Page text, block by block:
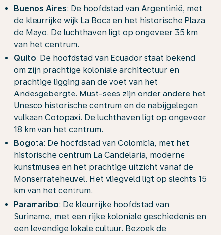
Buenos Aires: De hoofdstad van Argentinië, met
de kleurrijke wijk La Boca en het historische Plaza
de Mayo. De luchthaven ligt op ongeveer 35 km
van het centrum.
Quito: De hoofdstad van Ecuador staat bekend
om zijn prachtige koloniale architectuur en
prachtige ligging aan de voet van het
Andesgebergte. Must-sees zijn onder andere het
Unesco historische centrum en de nabijgelegen
vulkaan Cotopaxi. De luchthaven ligt op ongeveer
18 km van het centrum.
Bogota: De hoofdstad van Colombia, met het
historische centrum La Candelaria, moderne
kunstmusea en het prachtige uitzicht vanaf de
Monserrateheuvel. Het vliegveld ligt op slechts 15
km van het centrum.
Paramaribo: De kleurrijke hoofdstad van
Suriname, met een rijke koloniale geschiedenis en
een levendige lokale cultuur. Bezoek de